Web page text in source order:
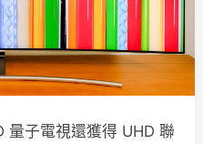
量子電視還獲得 UHD 聯